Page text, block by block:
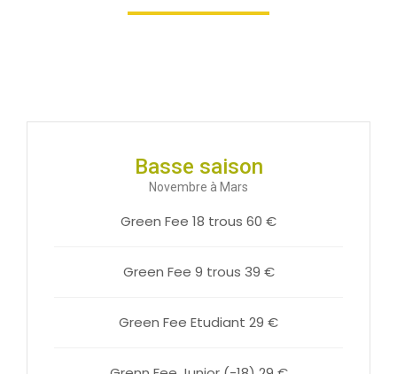
Basse saison
Novembre à Mars
Green Fee 18 trous 60 €
Green Fee 9 trous 39 €
Green Fee Etudiant 29 €